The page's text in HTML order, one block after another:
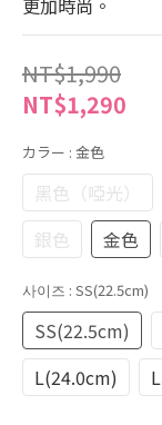
更加時尚。
NT$1,990
NT$1,290
カラー : 金色
黑色（啞光）
銀色
金色
사이즈 : SS(22.5cm)
SS(22.5cm)
L(24.0cm)